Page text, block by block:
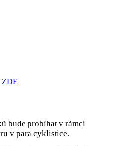
ZDE
bude probíhat v rámci
v para cyklistice.